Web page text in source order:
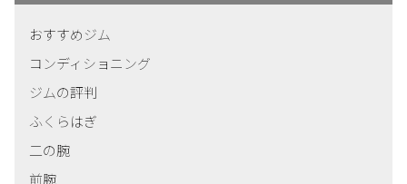
おすすめジム
コンディショニング
ジムの評判
ふくらはぎ
二の腕
前腕